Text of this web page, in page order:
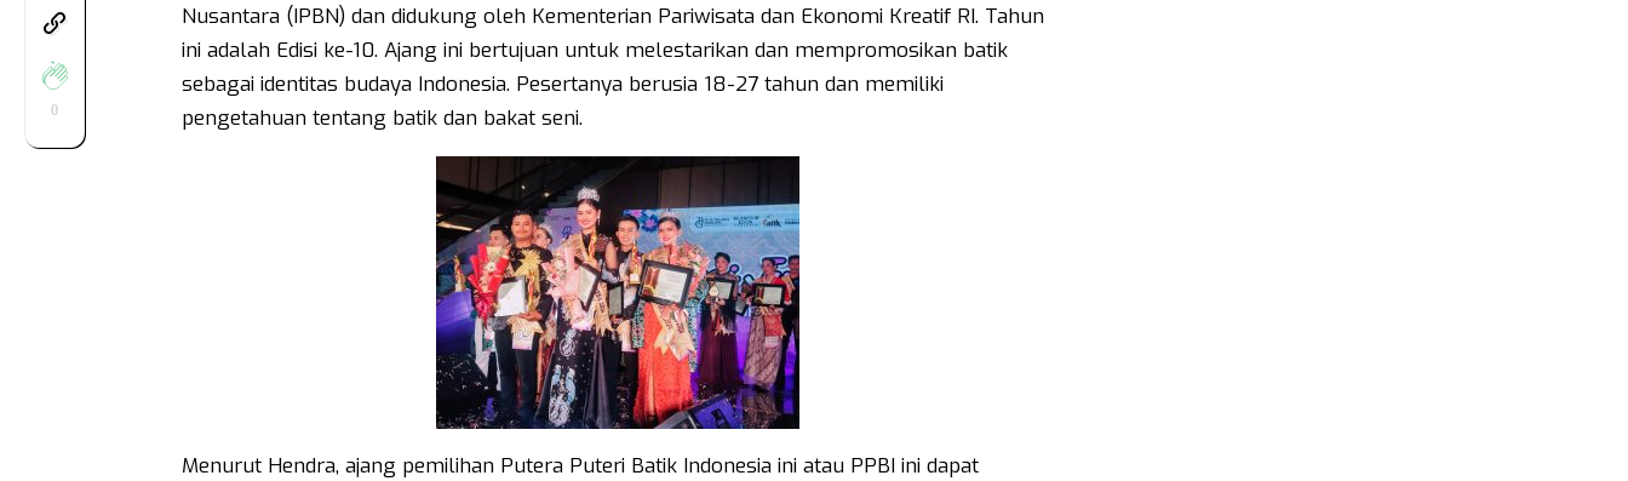
0
Nusantara (IPBN) dan didukung oleh Kementerian Pariwisata dan Ekonomi Kreatif RI. Tahun
ini adalah Edisi ke-10. Ajang ini bertujuan untuk melestarikan dan mempromosikan batik
sebagai identitas budaya Indonesia. Pesertanya berusia 18-27 tahun dan memiliki
pengetahuan tentang batik dan bakat seni.
Menurut Hendra, ajang pemilihan Putera Puteri Batik Indonesia ini atau PPBI ini dapat